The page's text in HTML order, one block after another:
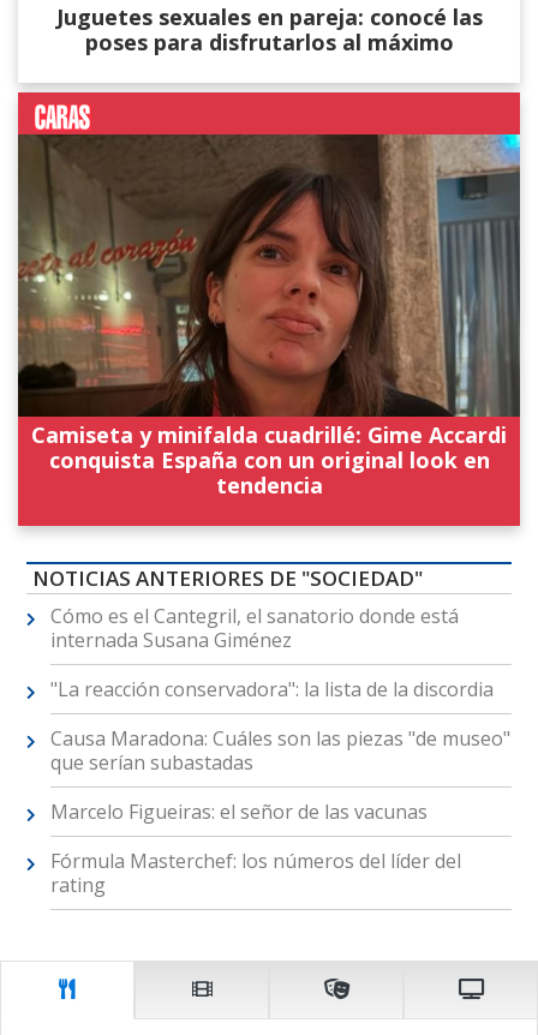
Juguetes sexuales en pareja: conocé las
poses para disfrutarlos al máximo
Camiseta y minifalda cuadrillé: Gime Accardi
conquista España con un original look en
tendencia
NOTICIAS ANTERIORES DE "SOCIEDAD"
Cómo es el Cantegril, el sanatorio donde está
internada Susana Giménez
"La reacción conservadora": la lista de la discordia
Causa Maradona: Cuáles son las piezas "de museo"
que serían subastadas
Marcelo Figueiras: el señor de las vacunas
Fórmula Masterchef: los números del líder del
rating